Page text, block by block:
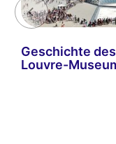
Geschichte des
Louvre-